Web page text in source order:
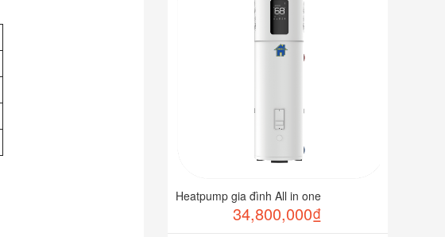
Heatpump gia đình All in one
34,800,000₫